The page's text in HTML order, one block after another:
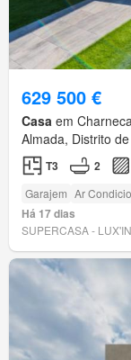
629 500 €
Casa em
Almada, Distrito
T3 2
Garajem Ar
Há 17 dias
SUPERCASA -